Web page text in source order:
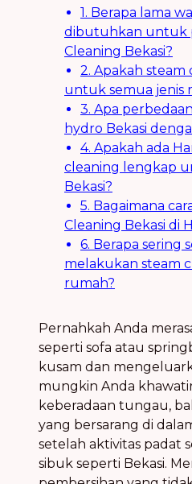
1. Berapa lama
dibutuhkan untuk
Cleaning Bekasi?
2. Apakah steam
untuk semua jenis
3. Apa
hydro Bekasi
4. Apakah ada
cleaning lengkap
Bekasi?
5. Bagaimana
Cleaning Bekasi di
6. Berapa sering
melakukan steam
rumah?
Pernahkah Anda
seperti sofa atau
kusam dan
mungkin Anda
keberadaan tungau,
yang bersarang di
setelah aktivitas padat
sibuk seperti Bekasi.